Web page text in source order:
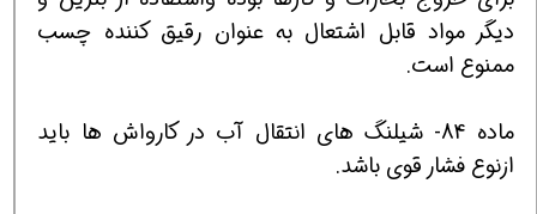
ديگر مواد قابل اشتعال به عنوان رقيق كننده چسب
ممنوع است.
ماده 84- شيلنگ هاي انتقال آب در كارواش ها بايد
ازنوع فشار قوي باشد.